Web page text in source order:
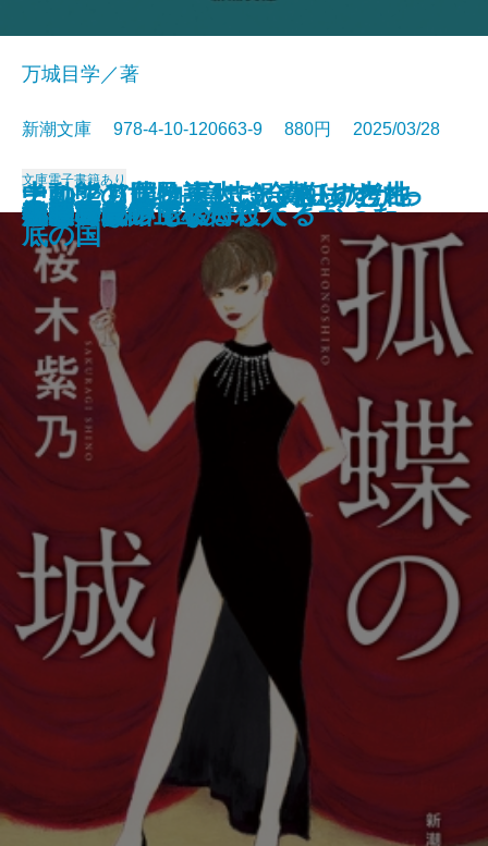
河を渡って木立の中へ
逃げろ逃げろ逃げろ！
灼熱の魂
銃を持つ花嫁
このクリニックはつぶれます！─
医療コンサル高柴一香の診断─
光の犬
中動態の世界─意志と責任の考古
学─
東大なんか入らなきゃよかった
それでも僕は東大に合格したかっ
た─偏差値35からの大逆転─
あの子とQ
万城目学／著
新潮文庫 978-4-10-120663-9 880円 2025/03/28
文庫電子書籍あり
孤蝶の城
春のこわいもの
アマチュア
ナルニア国物語4 銀のいすと地
底の国
母親になって後悔してる
族長の秋
美澄真白の正なる殺人
小暮写眞館〔上〕
小暮写眞館〔下〕
沈むフランシス